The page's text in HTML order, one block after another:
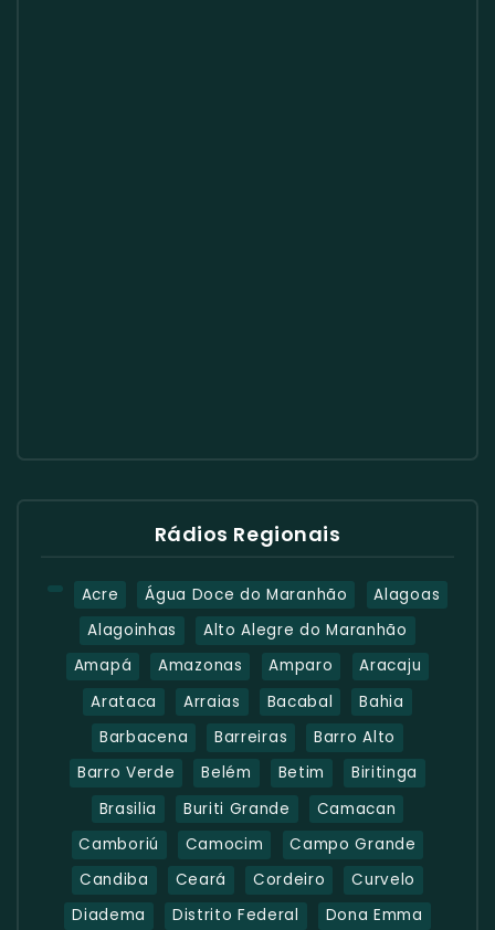
Rádios Regionais
Acre Água Doce do Maranhão
Alagoas
Alagoinhas
Alto Alegre do Maranhão
Amapá
Amazonas Amparo
Aracaju
Arataca
Arraias Bacabal
Bahia
Barbacena
Barreiras
Barro Alto
Barro Verde
Belém Betim
Biritinga
Brasilia
Buriti Grande
Camacan
Camboriú
Camocim
Campo Grande
Candiba
Ceará Cordeiro
Curvelo
Diadema
Distrito Federal Dona Emma